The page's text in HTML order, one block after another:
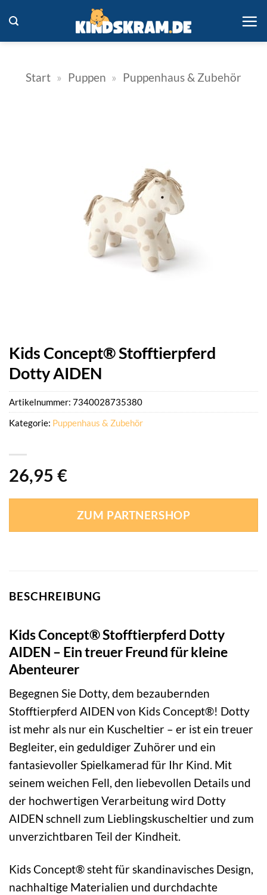
Inhalt
springen
Start » Puppen » Puppenhaus & Zubehör
Kids Concept® Stofftierpferd
Dotty AIDEN
26,95 €
ZUM PARTNERSHOP
Artikelnummer: 7340028735380
Kategorie: Puppenhaus & Zubehör
BESCHREIBUNG
Kids Concept® Stofftierpferd Dotty
AIDEN – Ein treuer Freund für kleine
Abenteurer
Begegnen Sie Dotty, dem bezaubernden
Stofftierpferd AIDEN von Kids Concept®! Dotty
ist mehr als nur ein Kuscheltier – er ist ein treuer
Begleiter, ein geduldiger Zuhörer und ein
fantasievoller Spielkamerad für Ihr Kind. Mit
seinem weichen Fell, den liebevollen Details und
der hochwertigen Verarbeitung wird Dotty
AIDEN schnell zum Lieblingskuscheltier und zum
unverzichtbaren Teil der Kindheit.
Kids Concept® steht für skandinavisches Design,
nachhaltige Materialien und durchdachte